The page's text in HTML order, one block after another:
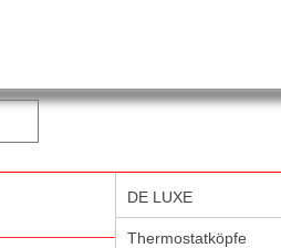
DE LUXE
Thermostatköpfe